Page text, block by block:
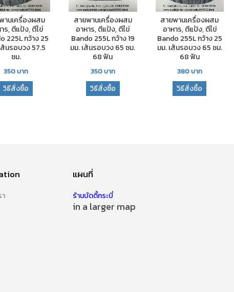
านเครื่องผสม
ร, ตีแป้ง, ตีไข่
225L กว้าง 25
ส้นรอบวง 57.5
ซม.
350บาท
วิธีสั่งซื้อ
สายพานเครื่องผสม
อาหาร, ตีแป้ง, ตีไข่
Bando 255L กว้าง 19
มม. เส้นรอบวง 65 ซม.
68 ฟัน
350บาท
วิธีสั่งซื้อ
สายพานเครื่องผสม
อาหาร, ตีแป้ง, ตีไข่
Bando 255L กว้าง 25
มม. เส้นรอบวง 65 ซม.
68 ฟัน
380บาท
วิธีสั่งซื้อ
แผนที่
ร้านบัดดี้กระบี่
in a larger map